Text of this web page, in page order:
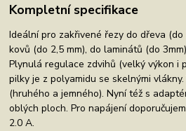
Kompletní specifikace
Ideální pro zakřivené řezy do dřeva (do
kovů (do 2,5 mm), do laminátů (do
Plynulá regulace zdvihů (velký výkon i
pilky je z polyamidu se skelnými
(hruhého a jemného). Nyní též s
oblých ploch. Pro napájení
2.0 A.